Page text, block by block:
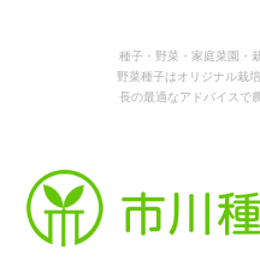
種子・野菜・家庭菜園・
野菜種子はオリジナル栽
長の最適なアドバイスで